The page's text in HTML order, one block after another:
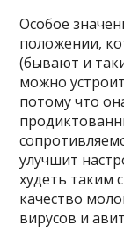
Особое
положении,
(бывают и
можно
потому что
улучшит
худеть таким
качество
вирусов и